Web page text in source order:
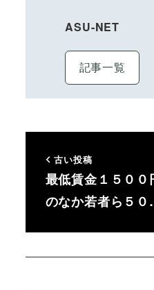
ASU-NET
記事一覧
古い投稿
最低賃金１５０
のなか若者ら５